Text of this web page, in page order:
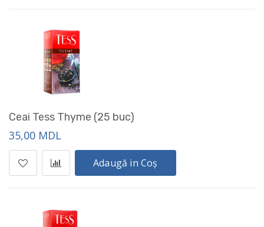
Ceai Tess Thyme (25 buc)
35,00 MDL
Adaugă in Coș